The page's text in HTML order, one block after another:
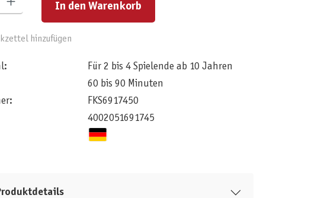
In den Warenkorb
hinzufügen
Für 2 bis 4 Spielende ab 10 Jahren
60 bis 90 Minuten
FKS6917450
4002051691745